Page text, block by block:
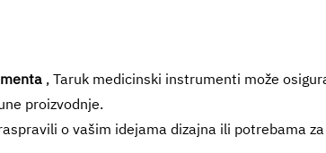
, Taruk medicinski instrumenti može
proizvodnje.
o vašim idejama dizajna ili potrebama za